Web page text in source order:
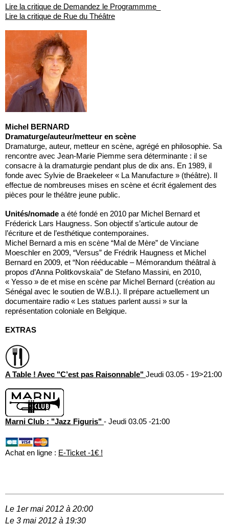
Lire la critique de Demandez le Programmme
Lire la critique de Rue du Théâtre
Michel BERNARD
Dramaturge/auteur/metteur en scène
Dramaturge, auteur, metteur en scène, agrégé en philosophie. Sa
rencontre avec Jean-Marie Piemme sera déterminante : il se
consacre à la dramaturgie pendant plus de dix ans. En 1989, il
fonde avec Sylvie de Braekeleer « La Manufacture » (théâtre). Il
effectue de nombreuses mises en scène et écrit également des
pièces pour le théâtre jeune public.
Unités/nomade a été fondé en 2010 par Michel Bernard et
Fréderick Lars Haugness. Son objectif s’articule autour de
l’écriture et de l’esthétique contemporaines.
Michel Bernard a mis en scène “Mal de Mère” de Vinciane
Moeschler en 2009, “Versus” de Frédrik Haugness et Michel
Bernard en 2009, et “Non rééducable – Mémorandum théâtral à
propos d’Anna Politkovskaïa” de Stefano Massini, en 2010,
« Yesso » de et mise en scène par Michel Bernard (création au
Sénégal avec le soutien de W.B.I.). Il prépare actuellement un
documentaire radio « Les statues parlent aussi » sur la
représentation coloniale en Belgique.
EXTRAS
A Table ! Avec "C’est pas Raisonnable" Jeudi 03.05 - 19>21:00
Marni Club : "Jazz Figuris" - Jeudi 03.05 -21:00
Achat en ligne : E-Ticket -1€ !
Le 1er mai 2012 à 20:00
Le 3 mai 2012 à 19:30